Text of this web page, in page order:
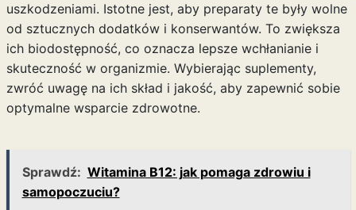
uszkodzeniami. Istotne jest, aby preparaty te były wolne
od sztucznych dodatków i konserwantów. To zwiększa
ich biodostępność, co oznacza lepsze wchłanianie i
skuteczność w organizmie. Wybierając suplementy,
zwróć uwagę na ich skład i jakość, aby zapewnić sobie
optymalne wsparcie zdrowotne.
Sprawdź: Witamina B12: jak pomaga zdrowiu i
samopoczuciu?